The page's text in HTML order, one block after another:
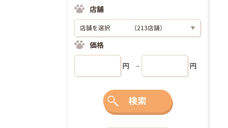
店舗
店舗を選択 （213店舗） ▼
価格
円 円
検索